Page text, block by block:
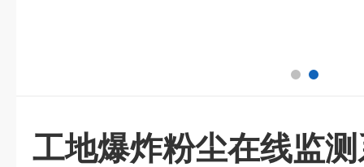
工地爆炸粉尘在线监